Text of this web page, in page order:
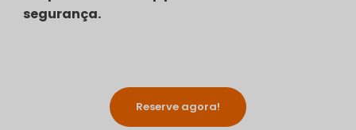
segurança.
Reserve agora!